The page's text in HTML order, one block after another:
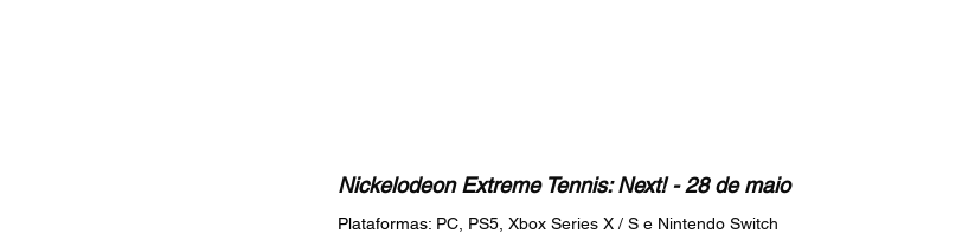
Nickelodeon Extreme Tennis: Next! - 28 de maio
Plataformas: PC, PS5, Xbox Series X / S e Nintendo Switch